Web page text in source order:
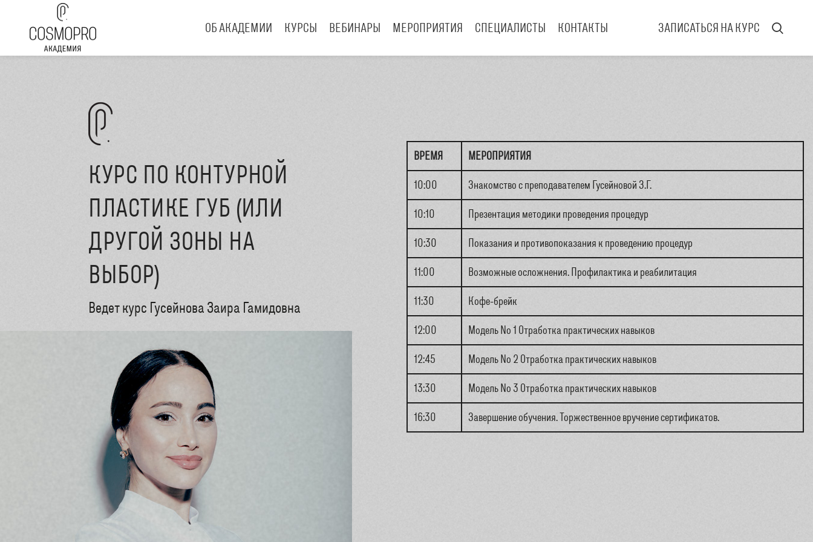
ОБ АКАДЕМИИ КУРСЫ ВЕБИНАРЫ МЕРОПРИЯТИЯ СПЕЦИАЛИСТЫ КОНТАКТЫ ЗАПИСАТЬСЯ НА КУРС
КУРС ПО КОНТУРНОЙ
ПЛАСТИКЕ ГУБ (ИЛИ
ДРУГОЙ ЗОНЫ НА
ВЫБОР)
Ведет курс Гусейнова Заира Гамидовна
ВРЕМЯ
МЕРОПРИЯТИЯ
10:00
Знакомство с преподавателем Гусейновой З.Г.
10:10
Презентация методики проведения процедур
10:30
Показания и противопоказания к проведению процедур
11:00
Возможные осложнения. Профилактика и реабилитация
11:30
Кофе-брейк
12:00
Модель No 1 Отработка практических навыков
12:45
Модель No 2 Отработка практических навыков
13:30
Модель No 3 Отработка практических навыков
16:30
Завершение обучения. Торжественное вручение сертификатов.